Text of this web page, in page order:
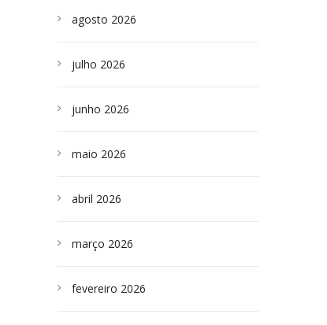
agosto 2026
julho 2026
junho 2026
maio 2026
abril 2026
março 2026
fevereiro 2026